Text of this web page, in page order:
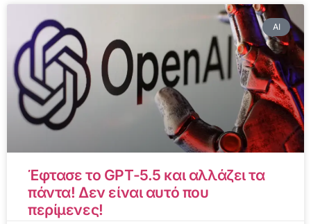
AI
Έφτασε το GPT-5.5 και αλλάζει τα
πάντα! Δεν είναι αυτό που
περίμενες!